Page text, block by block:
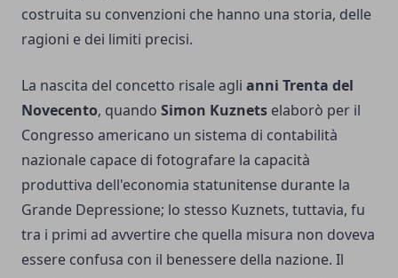
costruita su convenzioni che hanno una storia, delle
ragioni e dei limiti precisi.
La nascita del concetto risale agli anni Trenta del
Novecento, quando Simon Kuznets elaborò per il
Congresso americano un sistema di contabilità
nazionale capace di fotografare la capacità
produttiva dell'economia statunitense durante la
Grande Depressione; lo stesso Kuznets, tuttavia, fu
tra i primi ad avvertire che quella misura non doveva
essere confusa con il benessere della nazione. Il